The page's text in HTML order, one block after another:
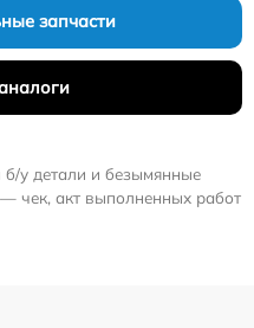
запчасти
б/у детали и безымянные
чек, акт выполненных работ